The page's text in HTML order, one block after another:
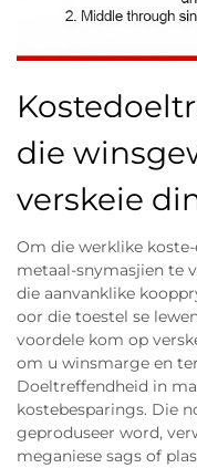
die
verskeie
Om die werklike
metaal-snymasjien te
die aanvanklike
oor die toestel se
voordele kom op
om u winsmarge en
Doeltreffendheid in
kostebesparings. Die
geproduseer word,
meganiese sags of